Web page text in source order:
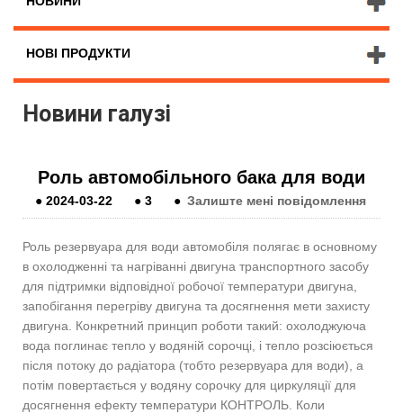
НОВІ ПРОДУКТИ
Новини галузі
Роль автомобільного бака для води
● 2024-03-22 ● 3 ● Залиште мені повідомлення
Роль резервуара для води автомобіля полягає в основному
в охолодженні та нагріванні двигуна транспортного засобу
для підтримки відповідної робочої температури двигуна,
запобігання перегріву двигуна та досягнення мети захисту
двигуна. Конкретний принцип роботи такий: охолоджуюча
вода поглинає тепло у водяній сорочці, і тепло розсіюється
після потоку до радіатора (тобто резервуара для води), а
потім повертається у водяну сорочку для циркуляції для
досягнення ефекту температури КОНТРОЛЬ. Коли